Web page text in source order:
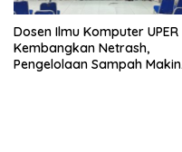
Dosen Ilmu Komputer UPER
Kembangkan Netrash,
Pengelolaan Sampah Makin